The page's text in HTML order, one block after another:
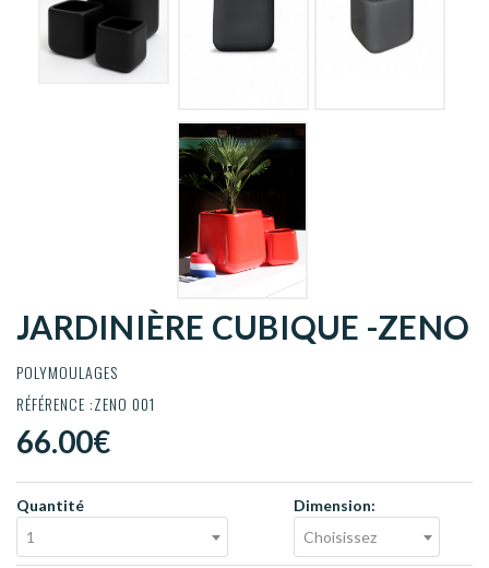
JARDINIÈRE CUBIQUE -ZENO
POLYMOULAGES
RÉFÉRENCE :ZENO 001
66.00€
Quantité
1
Dimension:
Choisissez